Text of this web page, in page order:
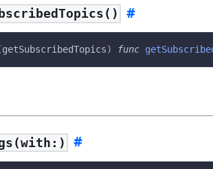
getSubscribedTopics) func